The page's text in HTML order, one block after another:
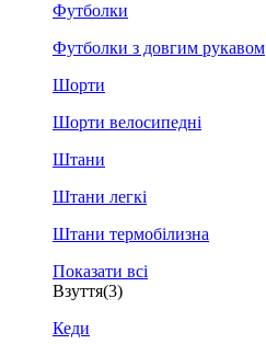
Футболки
Футболки з довгим рукавом
Шорти
Шорти велосипедні
Штани
Штани легкі
Штани термобілизна
Показати всі
Взуття(3)
Кеди